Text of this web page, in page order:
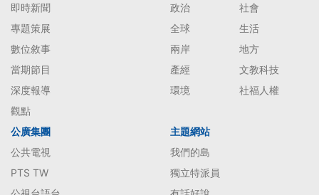
即時新聞
專題策展
數位敘事
當期節目
深度報導
觀點
政治
社會
全球
生活
兩岸
地方
產經
文教科技
環境
社福人權
公廣集團
公共電視
PTS TW
主題網站
我們的島
獨立特派員